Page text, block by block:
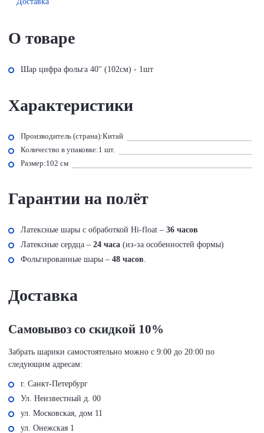
О товаре
Шар цифра фольга 40'' (102см) - 1шт
Характеристики
Производитель (страна):Китай
Количество в упаковке:1 шт.
Размер:102 см
Гарантии на полёт
Латексные шары с обработкой Hi-float – 36 часов
Латексные сердца – 24 часа (из-за особенностей формы)
Фольгированные шары – 48 часов
Доставка
Самовывоз со скидкой 10%
Забрать шарики самостоятельно можно с 9:00 до 20:00 по
следующим адресам:
г. Санкт-Петербург
Ул. Неизвестный д. 00
ул. Московская, дом 11
ул. Онежская 1